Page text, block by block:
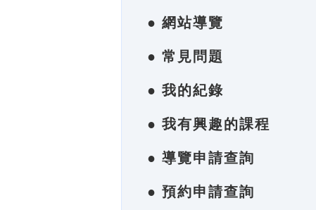
● 網站導覽
● 常見問題
● 我的紀錄
● 我有興趣的課程
● 導覽申請查詢
● 預約申請查詢